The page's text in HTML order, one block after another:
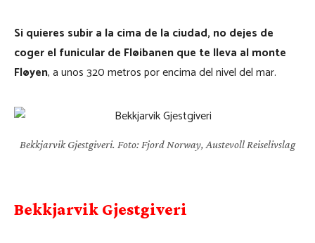
Si quieres subir a la cima de la ciudad, no dejes de
coger el funicular de Fløibanen que te lleva al monte
Fløyen, a unos 320 metros por encima del nivel del mar.
Bekkjarvik Gjestgiveri. Foto: Fjord Norway, Austevoll Reiselivslag
Bekkjarvik Gjestgiveri